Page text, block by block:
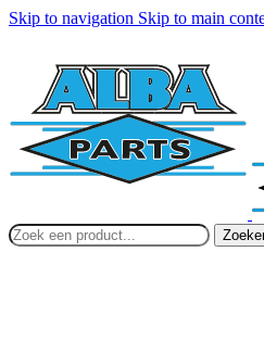
Skip to navigation Skip to main